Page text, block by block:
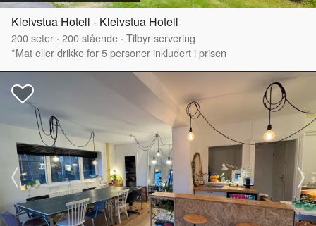
Kleivstua Hotell - Kleivstua Hotell
200seter · 200stående · Tilbyr servering
*Mat eller drikke for 5 personer inkludert i prisen